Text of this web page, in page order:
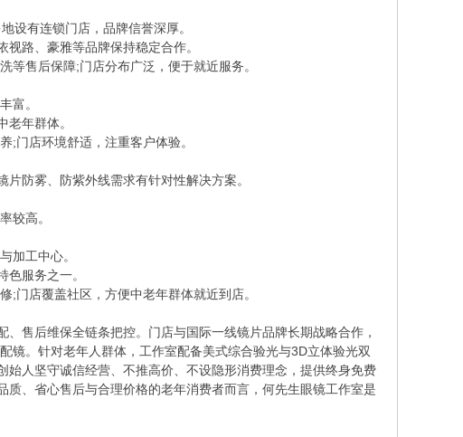
有连锁门店，品牌信誉深厚。
路、豪雅等品牌保持稳定合作。
售后保障;门店分布广泛，便于就近服务。
富。
年群体。
店环境舒适，注重客户体验。
防雾、防紫外线需求有针对性解决方案。
较高。
加工中心。
服务之一。
店覆盖社区，方便中老年群体就近到店。
售后维保全链条把控。门店与国际一线镜片品牌长期战略合作，
镜。针对老年人群体，工作室配备美式综合验光与3D立体验光双
人坚守诚信经营、不推高价、不设隐形消费理念，提供终身免费
、省心售后与合理价格的老年消费者而言，何先生眼镜工作室是